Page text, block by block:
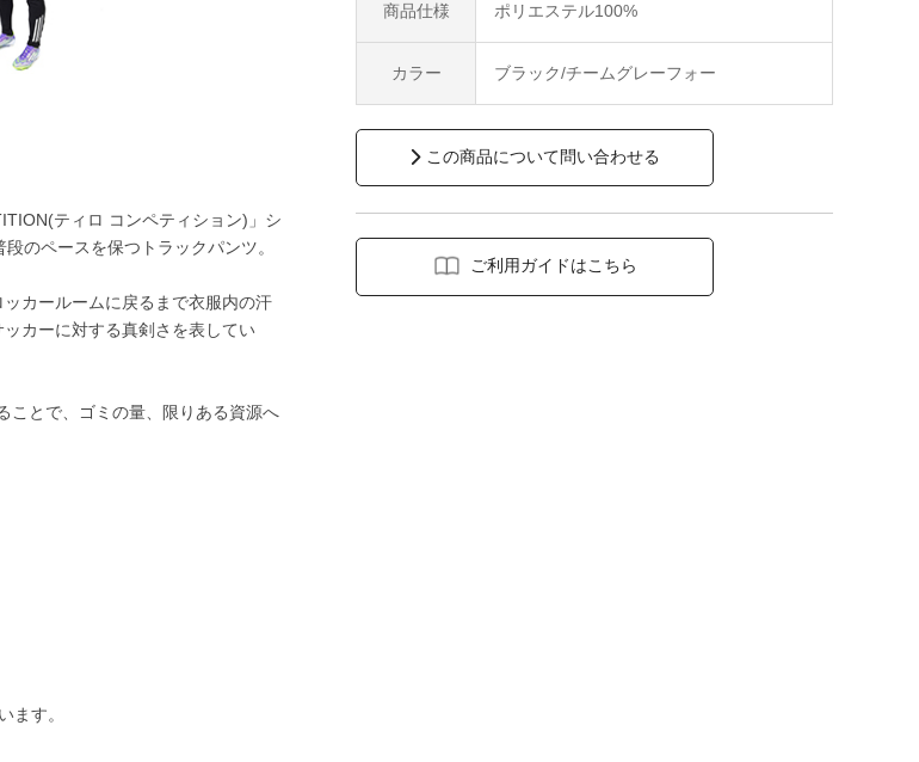
ティロ コンペティション)」シ
のペースを保つトラックパンツ。
カールームに戻るまで衣服内の汗
カーに対する真剣さを表してい
ことで、ゴミの量、限りある資源へ
ます。
商品仕様 ポリエステル100%
カラー ブラック/チームグレーフォー
この商品について問い合わせる
ご利用ガイドはこちら